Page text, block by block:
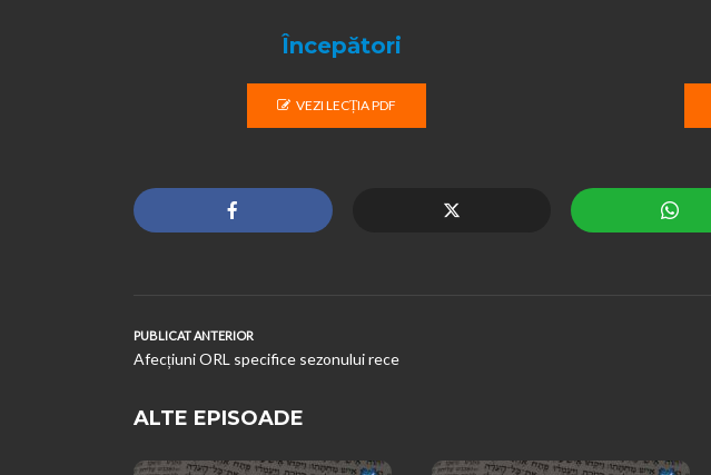
Începători
VEZI LECȚIA PDF
PUBLICAT ANTERIOR
Afecțiuni ORL specifice sezonului rece
ALTE EPISOADE